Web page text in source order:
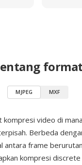
format
MJPEG MXF
kompresi video di
Berbeda
frame
kompresi